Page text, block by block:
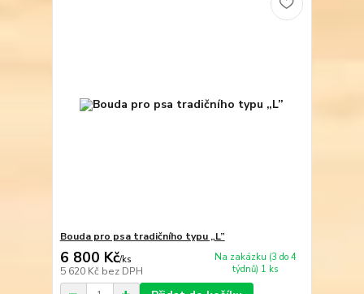
Bouda pro psa tradičního typu „L”
6 800 Kč/ks
5 620 Kč bez DPH
Na zakázku (3 do 4
týdnů) 1 ks